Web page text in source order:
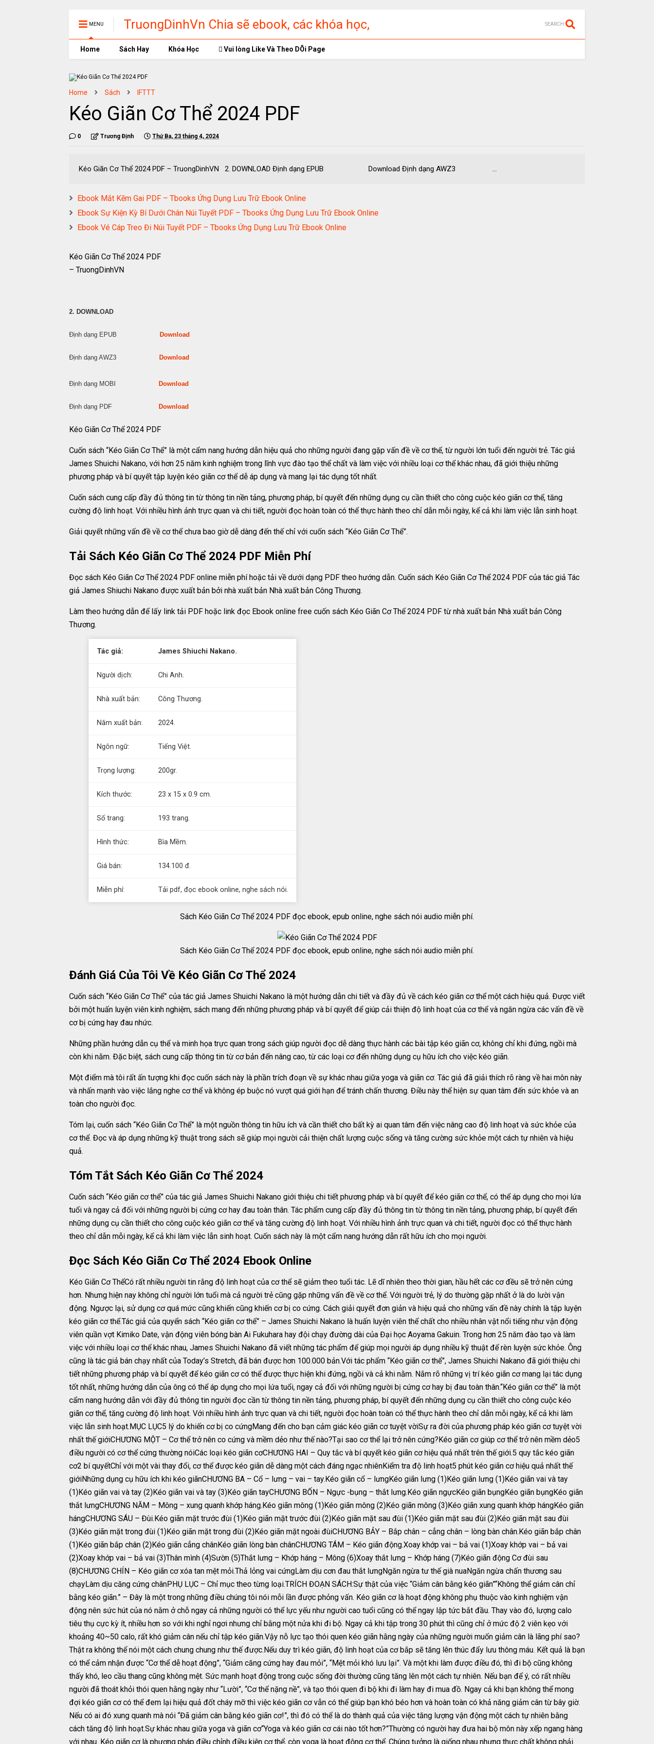
MENU
TruongDinhVn Chia sẽ ebook, các khóa học,
phần mềm học tập miễn phí
SEARCH
Home Sách Hay Khóa Học Vui lòng Like Và Theo DÕi Page
Home Sách IFTTT
Kéo Giãn Cơ Thể 2024 PDF
0 Trương Định Thứ Ba, 23 tháng 4, 2024
Kéo Giãn Cơ Thể 2024 PDF – TruongDinhVN 2. DOWNLOAD Định dạng EPUB Download Định dạng AWZ3 ...
Ebook Mắt Kẽm Gai PDF – Tbooks Ứng Dụng Lưu Trữ Ebook Online
Ebook Sự Kiện Kỳ Bí Dưới Chân Núi Tuyết PDF – Tbooks Ứng Dụng Lưu Trữ Ebook Online
Ebook Vé Cáp Treo Đi Núi Tuyết PDF – Tbooks Ứng Dụng Lưu Trữ Ebook Online
Kéo Giãn Cơ Thể 2024 PDF
– TruongDinhVN
2. DOWNLOAD
Định dạng EPUB Download
Định dạng AWZ3 Download
Định dạng MOBI Download
Định dạng PDF Download
Kéo Giãn Cơ Thể 2024 PDF
Cuốn sách “Kéo Giãn Cơ Thể” là một cẩm nang hướng dẫn hiệu quả cho những người đang gặp vấn đề về cơ thể, từ người lớn tuổi đến người trẻ. Tác giả
James Shuichi Nakano, với hơn 25 năm kinh nghiệm trong lĩnh vực đào tạo thể chất và làm việc với nhiều loại cơ thể khác nhau, đã giới thiệu những
phương pháp và bí quyết tập luyện kéo giãn cơ thể dễ áp dụng và mang lại tác dụng tốt nhất.
Cuốn sách cung cấp đầy đủ thông tin từ thông tin nền tảng, phương pháp, bí quyết đến những dụng cụ cần thiết cho công cuộc kéo giãn cơ thể, tăng
cường độ linh hoạt. Với nhiều hình ảnh trực quan và chi tiết, người đọc hoàn toàn có thể thực hành theo chỉ dẫn mỗi ngày, kể cả khi làm việc lẫn sinh hoạt.
Giải quyết những vấn đề về cơ thể chưa bao giờ dễ dàng đến thế chỉ với cuốn sách “Kéo Giãn Cơ Thể”.
Tải Sách Kéo Giãn Cơ Thể 2024 PDF Miễn Phí
Đọc sách Kéo Giãn Cơ Thể 2024 PDF online miễn phí hoặc tải về dưới dạng PDF theo hướng dẫn. Cuốn sách Kéo Giãn Cơ Thể 2024 PDF của tác giả Tác
giả James Shiuchi Nakano được xuất bản bởi nhà xuất bản Nhà xuất bản Công Thương.
Làm theo hướng dẫn để lấy link tải PDF hoặc link đọc Ebook online free cuốn sách Kéo Giãn Cơ Thể 2024 PDF từ nhà xuất bản Nhà xuất bản Công
Thương.
Tác giả: James Shiuchi Nakano.
Người dịch: Chi Anh.
Nhà xuất bản: Công Thương.
Năm xuất bản: 2024.
Ngôn ngữ: Tiếng Việt.
Trọng lượng: 200gr.
Kích thước: 23 x 15 x 0.9 cm.
Số trang: 193 trang.
Hình thức: Bìa Mềm.
Giá bán: 134.100 đ.
Miễn phí: Tải pdf, đọc ebook online, nghe sách nói.
Sách Kéo Giãn Cơ Thể 2024 PDF đọc ebook, epub online, nghe sách nói audio miễn phí.
Sách Kéo Giãn Cơ Thể 2024 PDF đọc ebook, epub online, nghe sách nói audio miễn phí.
Đánh Giá Của Tôi Về Kéo Giãn Cơ Thể 2024
Cuốn sách “Kéo Giãn Cơ Thể” của tác giả James Shuichi Nakano là một hướng dẫn chi tiết và đầy đủ về cách kéo giãn cơ thể một cách hiệu quả. Được viết
bởi một huấn luyện viên kinh nghiệm, sách mang đến những phương pháp và bí quyết để giúp cải thiện độ linh hoạt của cơ thể và ngăn ngừa các vấn đề về
cơ bị cứng hay đau nhức.
Những phần hướng dẫn cụ thể và minh họa trực quan trong sách giúp người đọc dễ dàng thực hành các bài tập kéo giãn cơ, không chỉ khi đứng, ngồi mà
còn khi nằm. Đặc biệt, sách cung cấp thông tin từ cơ bản đến nâng cao, từ các loại cơ đến những dụng cụ hữu ích cho việc kéo giãn.
Một điểm mà tôi rất ấn tượng khi đọc cuốn sách này là phần trích đoạn về sự khác nhau giữa yoga và giãn cơ. Tác giả đã giải thích rõ ràng về hai môn này
và nhấn mạnh vào việc lắng nghe cơ thể và không ép buộc nó vượt quá giới hạn để tránh chấn thương. Điều này thể hiện sự quan tâm đến sức khỏe và an
toàn cho người đọc.
Tóm lại, cuốn sách “Kéo Giãn Cơ Thể” là một nguồn thông tin hữu ích và cần thiết cho bất kỳ ai quan tâm đến việc nâng cao độ linh hoạt và sức khỏe của
cơ thể. Đọc và áp dụng những kỹ thuật trong sách sẽ giúp mọi người cải thiện chất lượng cuộc sống và tăng cường sức khỏe một cách tự nhiên và hiệu
quả.
Tóm Tắt Sách Kéo Giãn Cơ Thể 2024
Cuốn sách “Kéo giãn cơ thể” của tác giả James Shuichi Nakano giới thiệu chi tiết phương pháp và bí quyết để kéo giãn cơ thể, có thể áp dụng cho mọi lứa
tuổi và ngay cả đối với những người bị cứng cơ hay đau toàn thân. Tác phẩm cung cấp đầy đủ thông tin từ thông tin nền tảng, phương pháp, bí quyết đến
những dụng cụ cần thiết cho công cuộc kéo giãn cơ thể và tăng cường độ linh hoạt. Với nhiều hình ảnh trực quan và chi tiết, người đọc có thể thực hành
theo chỉ dẫn mỗi ngày, kể cả khi làm việc lẫn sinh hoạt. Cuốn sách này là một cẩm nang hướng dẫn rất hữu ích cho mọi người.
Đọc Sách Kéo Giãn Cơ Thể 2024 Ebook Online
Kéo Giãn Cơ ThểCó rất nhiều người tin rằng độ linh hoạt của cơ thể sẽ giảm theo tuổi tác. Lẽ dĩ nhiên theo thời gian, hầu hết các cơ đều sẽ trở nên cứng
hơn. Nhưng hiện nay không chỉ người lớn tuổi mà cả người trẻ cũng gặp những vấn đề về cơ thể. Với người trẻ, lý do thường gặp nhất ở là do lười vận
động. Ngược lại, sử dụng cơ quá mức cũng khiến cũng khiến cơ bị co cứng. Cách giải quyết đơn giản và hiệu quả cho những vấn đề này chính là tập luyện
kéo giãn cơ thể.Tác giả của quyển sách “Kéo giãn cơ thể” – James Shuichi Nakano là huấn luyện viên thể chất cho nhiều nhân vật nổi tiếng như vận động
viên quần vợt Kimiko Date, vận động viên bóng bàn Ai Fukuhara hay đội chạy đường dài của Đại học Aoyama Gakuin. Trong hơn 25 năm đào tạo và làm
việc với nhiều loại cơ thể khác nhau, James Shuichi Nakano đã viết những tác phẩm để giúp mọi người áp dụng nhiều kỹ thuật để rèn luyện sức khỏe. Ông
cũng là tác giả bán chạy nhất của Today’s Stretch, đã bán được hơn 100.000 bản.Với tác phẩm “Kéo giãn cơ thể”, James Shuichi Nakano đã giới thiệu chi
tiết những phương pháp và bí quyết để kéo giãn cơ có thể được thực hiện khi đứng, ngồi và cả khi nằm. Nắm rõ những vị trí kéo giãn cơ mang lại tác dụng
tốt nhất, những hướng dẫn của ông có thể áp dụng cho mọi lứa tuổi, ngay cả đối với những người bị cứng cơ hay bị đau toàn thân.“Kéo giãn cơ thể” là một
cẩm nang hướng dẫn với đầy đủ thông tin người đọc cần từ thông tin nền tảng, phương pháp, bí quyết đến những dụng cụ cần thiết cho công cuộc kéo
giãn cơ thể, tăng cường độ linh hoạt. Với nhiều hình ảnh trực quan và chi tiết, người đọc hoàn toàn có thể thực hành theo chỉ dẫn mỗi ngày, kể cả khi làm
việc lẫn sinh hoạt.MỤC LỤC5 lý do khiến cơ bị co cứngMang đến cho bạn cảm giác kéo giãn cơ tuyệt vờiSự ra đời của phương pháp kéo giãn cơ tuyệt vời
nhất thế giớiCHƯƠNG MỘT – Cơ thể trở nên co cứng và mềm dẻo như thế nào?Tại sao cơ thể lại trở nên cứng?Kéo giãn cơ giúp cơ thể trở nên mềm dẻo5
điều người có cơ thể cứng thường nóiCác loại kéo giãn cơCHƯƠNG HAI – Quy tắc và bí quyết kéo giãn cơ hiệu quả nhất trên thế giới.5 quy tắc kéo giãn
cơ2 bí quyếtChỉ với một vài thay đổi, cơ thể được kéo giãn dễ dàng một cách đáng ngạc nhiênKiểm tra độ linh hoạt5 phút kéo giãn cơ hiệu quả nhất thế
giớiNhững dụng cụ hữu ích khi kéo giãnCHƯƠNG BA – Cổ – lưng – vai – tay.Kéo giãn cổ – lưngKéo giãn lưng (1)Kéo giãn lưng (1)Kéo giãn vai và tay
(1)Kéo giãn vai và tay (2)Kéo giãn vai và tay (3)Kéo giãn tayCHƯƠNG BỐN – Ngực -bụng – thắt lưng.Kéo giãn ngựcKéo giãn bụngKéo giãn bụngKéo giãn
thắt lưngCHƯƠNG NĂM – Mông – xung quanh khớp háng.Kéo giãn mông (1)Kéo giãn mông (2)Kéo giãn mông (3)Kéo giãn xung quanh khớp hángKéo giãn
hángCHƯƠNG SÁU – Đùi.Kéo giãn mặt trước đùi (1)Kéo giãn mặt trước đùi (2)Kéo giãn mặt sau đùi (1)Kéo giãn mặt sau đùi (2)Kéo giãn mặt sau đùi
(3)Kéo giãn mặt trong đùi (1)Kéo giãn mặt trong đùi (2)Kéo giãn mặt ngoài đùiCHƯƠNG BẢY – Bắp chân – cẳng chân – lòng bàn chân.Kéo giãn bắp chân
(1)Kéo giãn bắp chân (2)Kéo giãn cẳng chânKéo giãn lòng bàn chânCHƯƠNG TÁM – Kéo giãn động.Xoay khớp vai – bả vai (1)Xoay khớp vai – bả vai
(2)Xoay khớp vai – bả vai (3)Thân mình (4)Sườn (5)Thắt lưng – Khớp háng – Mông (6)Xoay thắt lưng – Khớp háng (7)Kéo giãn động Cơ đùi sau
(8)CHƯƠNG CHÍN – Kéo giãn cơ xóa tan mệt mỏi.Thả lỏng vai cứngLàm dịu cơn đau thắt lưngNgăn ngừa tư thế già nuaNgăn ngừa chấn thương sau
chạyLàm dịu căng cứng chânPHỤ LỤC – Chỉ mục theo từng loại.TRÍCH ĐOẠN SÁCH:Sự thật của việc “Giảm cân bằng kéo giãn”“Không thể giảm cân chỉ
bằng kéo giãn.” – Đây là một trong những điều chúng tôi nói mỗi lần được phỏng vấn. Kéo giãn cơ là hoạt động không phụ thuộc vào kinh nghiệm vận
động nên sức hút của nó nằm ở chỗ ngay cả những người có thể lực yếu như người cao tuổi cũng có thể ngay lập tức bắt đầu. Thay vào đó, lượng calo
tiêu thụ cực kỳ ít, nhiều hơn so với khi nghỉ ngơi nhưng chỉ bằng một nửa khi đi bộ. Ngay cả khi tập trong 30 phút thì cũng chỉ ở mức độ 2 viên kẹo với
khoảng 40~50 calo, rất khó giảm cân nếu chỉ tập kéo giãn.Vậy nỗ lực tạo thói quen kéo giãn hằng ngày của những người muốn giảm cân là lãng phí sao?
Thật ra không thể nói một cách chung chung như thế được.Nếu duy trì kéo giãn, độ linh hoạt của cơ bắp sẽ tăng lên thúc đẩy lưu thông máu. Kết quả là bạn
có thể cảm nhận được “Cơ thể dễ hoạt động”, “Giảm căng cứng hay đau mỏi”, “Mệt mỏi khó lưu lại”. Và một khi làm được điều đó, thì đi bộ cũng không
thấy khó, leo cầu thang cũng không mệt. Sức mạnh hoạt động trong cuộc sống đời thường cũng tăng lên một cách tự nhiên. Nếu bạn để ý, có rất nhiều
người đã thoát khỏi thói quen hằng ngày như “Lười”, “Cơ thể nặng nề”, và tạo thói quen đi bộ khi đi làm hay đi mua đồ. Ngay cả khi bạn không thể mong
đợi kéo giãn cơ có thể đem lại hiệu quả đốt cháy mỡ thì việc kéo giãn cơ vẫn có thể giúp bạn khó béo hơn và hoàn toàn có khả năng giảm cân từ bây giờ.
Nếu có ai đó xung quanh mà nói “Đã giảm cân bằng kéo giãn cơ!”, thì đó có thể là do thành quả của việc tăng lượng vận động một cách tự nhiên bằng
cách tăng độ linh hoạt.Sự khác nhau giữa yoga và giãn cơ“Yoga và kéo giãn cơ cái nào tốt hơn?”Thường có người hay đưa hai bộ môn này xếp ngang hàng
với nhau. Kéo giãn cơ là phương pháp điều chỉnh điều kiện cơ thể, còn yoga là hoạt động cơ thể. Chúng tưởng là giống nhau nhưng thực chất không phải.